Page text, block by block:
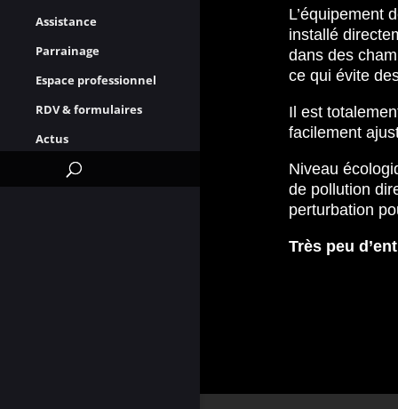
Assistance
Parrainage
Espace professionnel
RDV & formulaires
Actus
L’équipement
installé
dans des
ce qui évite
Il est
facilement
Niveau
de pollution
perturbation
Très peu